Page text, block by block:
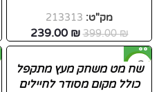
מק"ט: 213313
399.00₪
239.00 ₪
-45%
שח מט משחק מעץ מתקפל
כולל מקום מסודר לחיילים